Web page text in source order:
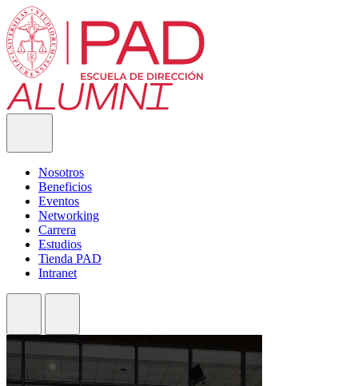
Nosotros
Beneficios
Eventos
Networking
Carrera
Estudios
Tienda PAD
Intranet